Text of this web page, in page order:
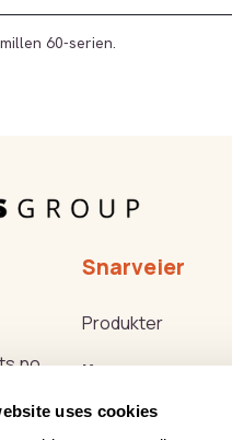
uses cookies
60-serien.
Snarveier
Produkter
Kurs
Varemerker